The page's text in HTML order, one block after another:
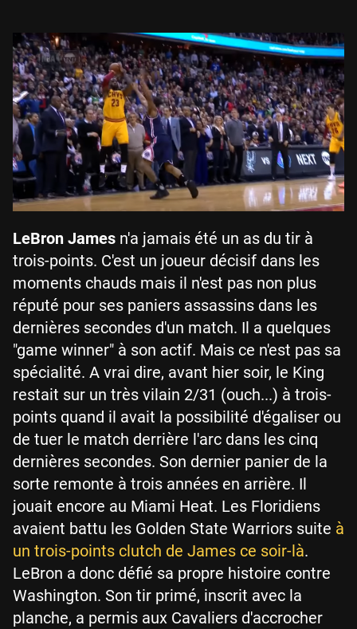
LeBron James n'a jamais été un as du tir à
trois-points. C'est un joueur décisif dans les
moments chauds mais il n'est pas non plus
réputé pour ses paniers assassins dans les
dernières secondes d'un match. Il a quelques
"game winner" à son actif. Mais ce n'est pas sa
spécialité. A vrai dire, avant hier soir, le King
restait sur un très vilain 2/31 (ouch...) à trois-
points quand il avait la possibilité d'égaliser ou
de tuer le match derrière l'arc dans les cinq
dernières secondes. Son dernier panier de la
sorte remonte à trois années en arrière. Il
jouait encore au Miami Heat. Les Floridiens
avaient battu les Golden State Warriors suite à
un trois-points clutch de James ce soir-là.
LeBron a donc défié sa propre histoire contre
Washington. Son tir primé, inscrit avec la
planche, a permis aux Cavaliers d'accrocher